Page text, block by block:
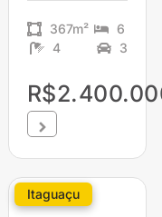
367m²
6
4
3
Itaguaçu